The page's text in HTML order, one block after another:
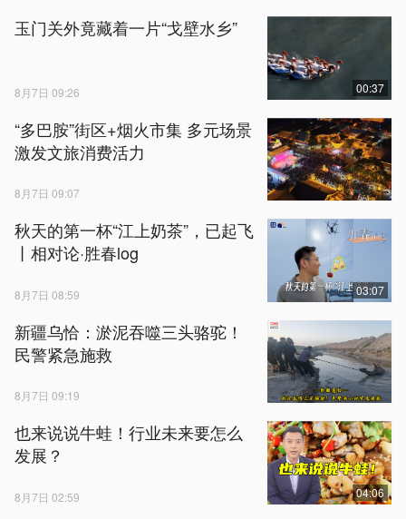
玉门关外竟藏着一片“戈壁水乡”
8月7日 09:26 00:37
“多巴胺”街区+烟火市集 多元场景
激发文旅消费活力
8月7日 09:07
秋天的第一杯“江上奶茶”，已起飞
丨相对论·胜春log
8月7日 08:59 03:07
新疆乌恰：淤泥吞噬三头骆驼！
民警紧急施救
8月7日 09:19
也来说说牛蛙！行业未来要怎么
发展？
8月7日 02:59 04:06